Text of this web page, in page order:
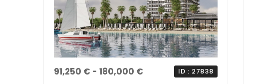
91,250 € - 180,000 € ID : 27838